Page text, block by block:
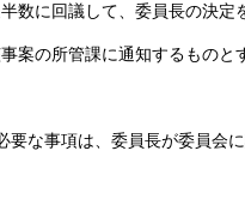
数に回議して、委員長の決定
案の所管課に通知するものと
な事項は、委員長が委員会に